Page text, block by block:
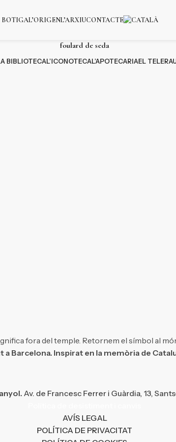
BOTIGAL’ORIGENL’ARXIUCONTACTE
foulard de seda
BIBLIOTECAL’ICONOTECAL’APOTECARIAEL TELER
fora del temple. Retornem el símbol al
a Barcelona. Inspirat en la memòria de
Av. de Francesc Ferrer i Guàrdia, 13,
AVÍS LEGAL
POLÍTICA DE PRIVACITAT